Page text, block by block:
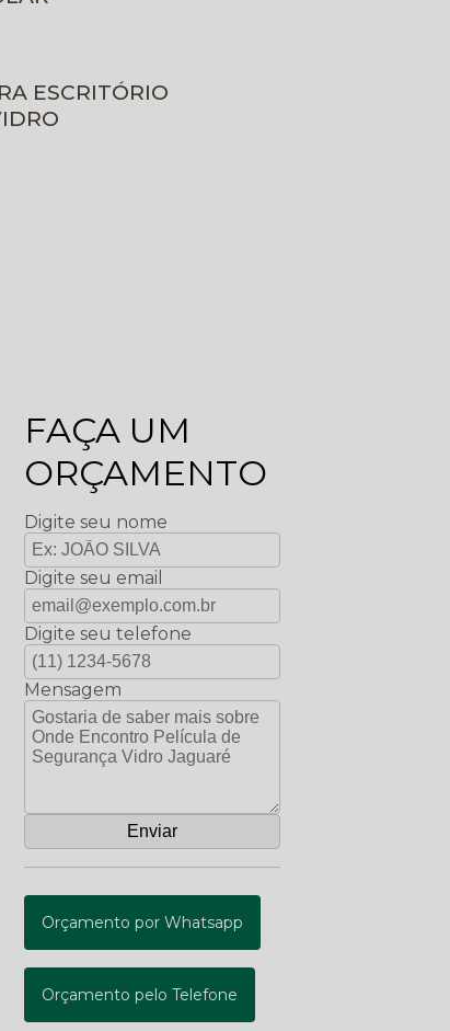
ESCRITÓRIO
FAÇA UM
ORÇAMENTO
Digite seu nome
Digite seu email
Digite seu telefone
Mensagem
Orçamento por Whatsapp
Orçamento pelo Telefone